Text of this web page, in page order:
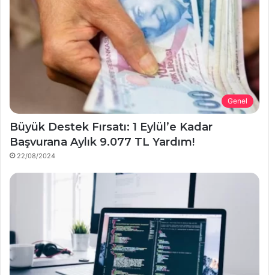
Genel
Büyük Destek Fırsatı: 1 Eylül’e Kadar
Başvurana Aylık 9.077 TL Yardım!
22/08/2024